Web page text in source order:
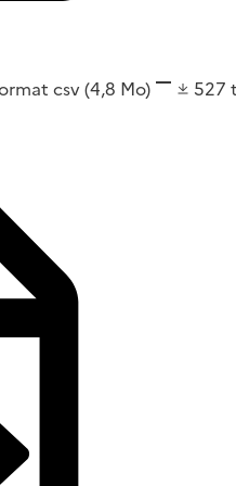
csv(4,8 Mo) 527